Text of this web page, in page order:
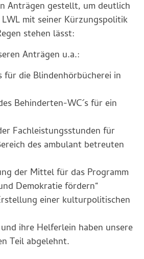
Anträgen gestellt, um deutlich
mit seiner Kürzungspolitik
stehen lässt:
Anträgen u.a.:
für die Blindenhörbücherei in
Behinderten-WC´s für ein
Fachleistungsstunden für
des ambulant betreuten
der Mittel für das Programm
Demokratie fördern“
einer kulturpolitischen
ihre Helferlein haben unsere
Teil abgelehnt.